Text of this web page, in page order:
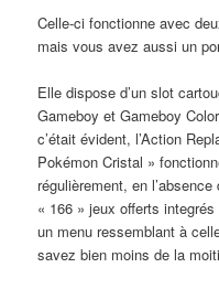
Celle-ci fonctionne avec
mais vous avez aussi un
Elle dispose d’un slot
Gameboy et Gameboy
c’était évident, l’Action
Pokémon Cristal »
régulièrement, en
« 166 » jeux offerts
un menu ressemblant à
savez bien moins de la